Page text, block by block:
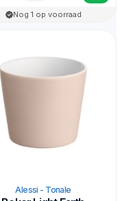
Nog 1 op voorraad
Alessi - Tonale